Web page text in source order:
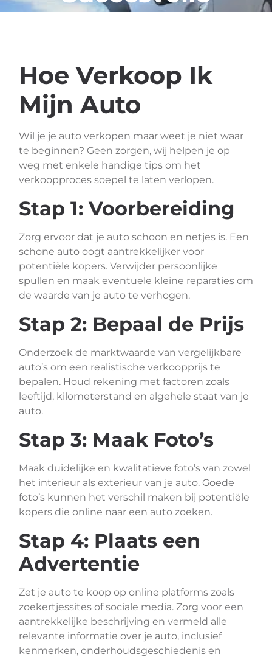
Hoe Verkoop Ik
Mijn Auto
Wil je je auto verkopen maar weet je niet waar
te beginnen? Geen zorgen, wij helpen je op
weg met enkele handige tips om het
verkoopproces soepel te laten verlopen.
Stap 1: Voorbereiding
Zorg ervoor dat je auto schoon en netjes is. Een
schone auto oogt aantrekkelijker voor
potentiële kopers. Verwijder persoonlijke
spullen en maak eventuele kleine reparaties om
de waarde van je auto te verhogen.
Stap 2: Bepaal de Prijs
Onderzoek de marktwaarde van vergelijkbare
auto’s om een realistische verkoopprijs te
bepalen. Houd rekening met factoren zoals
leeftijd, kilometerstand en algehele staat van je
auto.
Stap 3: Maak Foto’s
Maak duidelijke en kwalitatieve foto’s van zowel
het interieur als exterieur van je auto. Goede
foto’s kunnen het verschil maken bij potentiële
kopers die online naar een auto zoeken.
Stap 4: Plaats een
Advertentie
Zet je auto te koop op online platforms zoals
zoekertjessites of sociale media. Zorg voor een
aantrekkelijke beschrijving en vermeld alle
relevante informatie over je auto, inclusief
kenmerken, onderhoudsgeschiedenis en